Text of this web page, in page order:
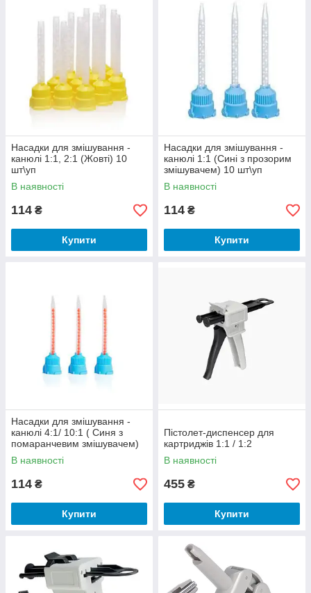
Вибрати насадки!
Насадки для змішування: критерії
для вибору
Насадки для змішування -
канюлі 1:1, 2:1 (Жовті) 10
шт\уп
В наявності
114 ₴
Купити
Насадки для змішування -
канюлі 1:1 (Сині з прозорим
змішувачем) 10 шт\уп
В наявності
114 ₴
Купити
Насадки для змішування -
канюлі 4:1/ 10:1 ( Синя з
помаранчевим змішувачем)
10 шт\уп
В наявності
114 ₴
Купити
Пістолет-диспенсер для
картриджів 1:1 / 1:2
В наявності
455 ₴
Купити